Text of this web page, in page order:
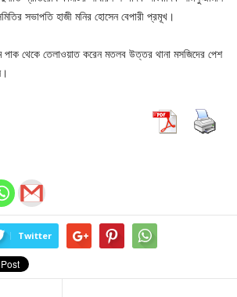
সভাপতি হাজী মনির হোসেন বেপারী প্রমূখ।
পাক থেকে তেলাওয়াত করেন মতলব উত্তর থানা মসজিদের পেশ
Twitter